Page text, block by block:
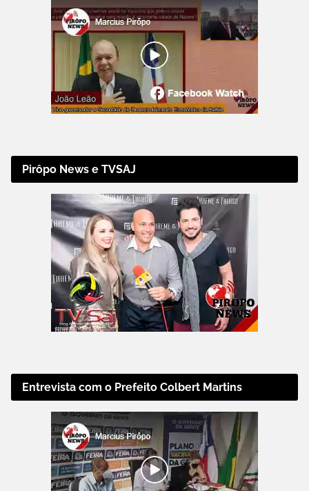
Pirôpo News e TVSAJ
Entrevista com o Prefeito Colbert Martins